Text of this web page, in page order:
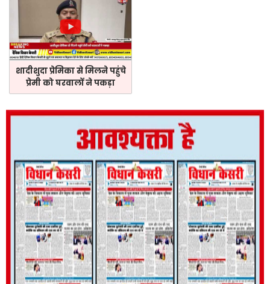
शादीशुदा प्रेमिका से मिलने पहुंचे
प्रेमी को घरवालों ने पकड़ा